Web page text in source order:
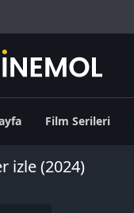
Film Serileri
izle (2024)